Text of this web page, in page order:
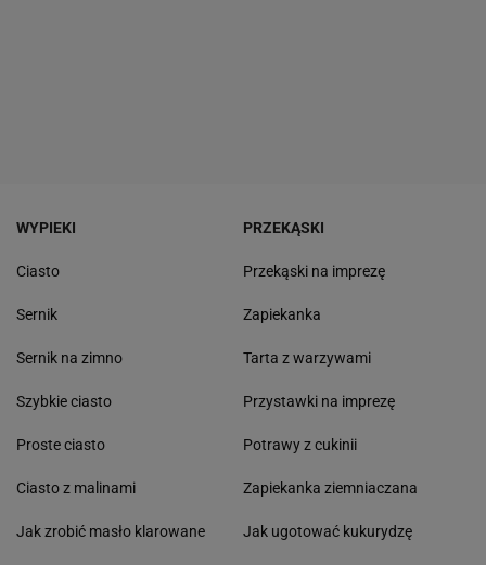
WYPIEKI
Ciasto
Sernik
Sernik na zimno
Szybkie ciasto
Proste ciasto
Ciasto z malinami
Jak zrobić masło klarowane
PRZEKĄSKI
Przekąski na imprezę
Zapiekanka
Tarta z warzywami
Przystawki na imprezę
Potrawy z cukinii
Zapiekanka ziemniaczana
Jak ugotować kukurydzę